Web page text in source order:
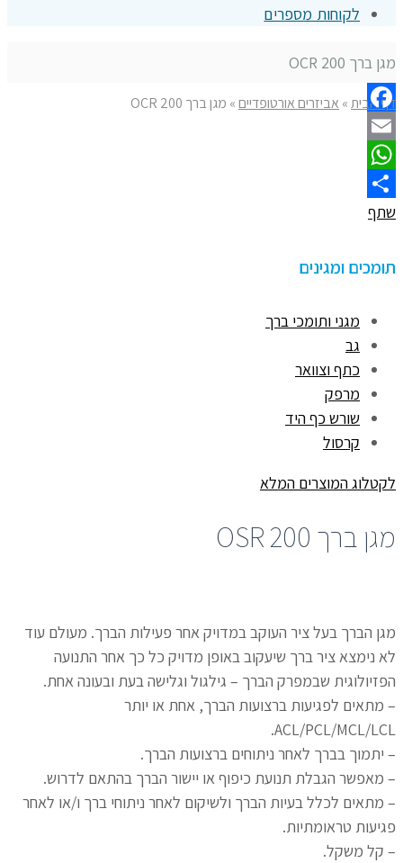
לקוחות מספרים
מגן ברך OCR 200
דף הבית» אביזרים אורטופדיים» מגן ברך OCR 200
Facebook
Email
WhatsApp
שתף
תומכים ומגינים
מגני ותומכי ברך
גב
כתף וצוואר
מרפק
שורש כף היד
קרסול
לקטלוג המוצרים המלא
מגן ברך OSR 200
מגן הברך בעל ציר העוקב במדויק אחר פעילות הברך. מעולם עוד
לא נימצא ציר ברך שיעקוב באופן מדויק כל כך אחר התנועה
הפזיולוגית שבמפרק הברך – גילגול וגלישה בעת ובעונה אחת.
– מתאים לפגיעות ברצועות הברך, אחת או יותר
ACL/PCL/MCL/LCL.
– יתמוך בברך לאחר ניתוחים ברצועות הברך.
– מאפשר הגבלת תנועת כיפוף או יישור הברך בהתאם לדרוש.
– מתאים לכלל בעיות הברך ולשיקום לאחר ניתוחי ברך ו/או לאחר
פגיעות טראומתיות.
– קל משקל.